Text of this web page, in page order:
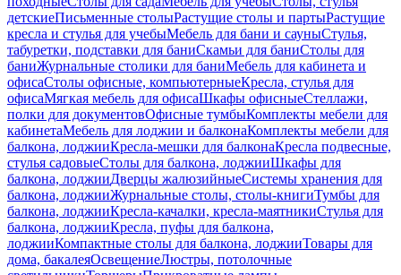
детскиеПисьменные столыРастущие столы и партыРастущие
кресла и стулья для учебыМебель для бани и сауныСтулья,
табуретки, подставки для баниСкамьи для баниСтолы для
баниЖурнальные столики для баниМебель для кабинета и
офисаСтолы офисные, компьютерныеКресла, стулья для
офисаМягкая мебель для офисаШкафы офисныеСтеллажи,
полки для документовОфисные тумбыКомплекты мебели для
кабинетаМебель для лоджии и балконаКомплекты мебели для
балкона, лоджииКресла-мешки для балконаКресла подвесные,
стулья садовыеСтолы для балкона, лоджииШкафы для
балкона, лоджииДверцы жалюзийныеСистемы хранения для
балкона, лоджииЖурнальные столы, столы-книгиТумбы для
балкона, лоджииКресла-качалки, кресла-маятникиСтулья для
балкона, лоджииКресла, пуфы для балкона,
лоджииКомпактные столы для балкона, лоджииТовары для
дома, бакалеяОсвещениеЛюстры, потолочные